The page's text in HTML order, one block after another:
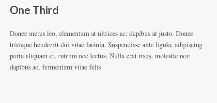
One Third
Donec metus leo, elementum at ultrices ac, dapibus at justo. Donec
tristique hendrerit dui vitae lacinia. Suspendisse ante ligula, adipiscing
porta aliquam et, rutrum nec lectus. Nulla erat risus, molestie non
dapibus ac, fermentum vitae felis